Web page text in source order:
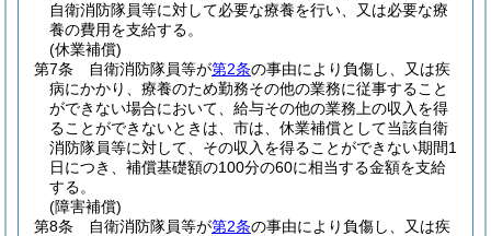
自衛消防隊員等に対して必要な療養を行い、又は必要な療
養の費用を支給する。
(休業補償)
第7条
自衛消防隊員等が第2条の事由により負傷し、又は疾
病にかかり、療養のため勤務その他の業務に従事すること
ができない場合において、給与その他の業務上の収入を得
ることができないときは、市は、休業補償として当該自衛
消防隊員等に対して、その収入を得ることができない期間1
日につき、補償基礎額の100分の60に相当する金額を支給
する。
(障害補償)
第8条
自衛消防隊員等が第2条の事由により負傷し、又は疾